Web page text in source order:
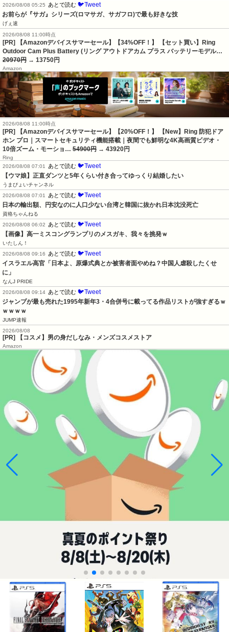
2026/08/08 05:25
あとで読む 🐦Tweet
お前らが『サガ』シリーズ(ロマサガ、サガフロ)で最も好きな技
げぇ速
2026/08/08 11:00時点
[PR] 【Amazonデバイスサマーセール】【34%OFF！】 【セット買い】Ring
Outdoor Cam Plus Battery (リング アウトドアカム プラス バッテリーモデル…
20970円 → 13750円
Amazon
2026/08/08 11:00時点
[PR] 【Amazonデバイスサマーセール】【20%OFF！】 【New】Ring 防犯ドア
ホン プロ｜スマートセキュリティ機能搭載｜夜間でも鮮明な4K高画質ビデオ・
10倍ズーム・モーショ… 54900円 → 43920円
Ring
2026/08/08 07:01
あとで読む 🐦Tweet
【ウマ娘】正直ダンツと5年くらい付き合ってゆっくり結婚したい
うまぴょいチャンネル
2026/08/08 07:01
あとで読む 🐦Tweet
日本の輸出額、円安なのに人口少ない台湾と韓国に抜かれ日本沈没死亡
資格ちゃんねる
2026/08/08 06:02
あとで読む 🐦Tweet
【画像】高一ミスコングランプリのメスガキ、我々を挑発ｗ
いたしん！
2026/08/08 09:16
あとで読む 🐦Tweet
イスラエル高官「日本よ、原爆式典とか被害者面やめね？中国人虐殺したくせ
に」
なんJ PRIDE
2026/08/08 09:14 あとで読む 🐦Tweet
ジャンプが最も売れた1995年新年3・4合併号に載ってる作品リストが強すぎるｗ
ｗｗｗｗ
JUMP速報
2026/08/08
[PR] 【コスメ】男の身だしなみ・メンズコスメストア
Amazon